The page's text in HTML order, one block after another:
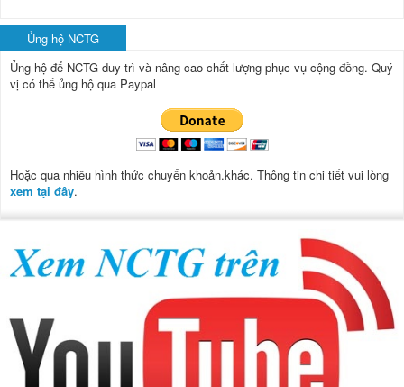
Ủng hộ NCTG
Ủng hộ để NCTG duy trì và nâng cao chất lượng phục vụ cộng đồng. Quý
vị có thể ủng hộ qua Paypal
Hoặc qua nhiều hình thức chuyển khoản.khác. Thông tin chi tiết vui lòng
xem tại đây.